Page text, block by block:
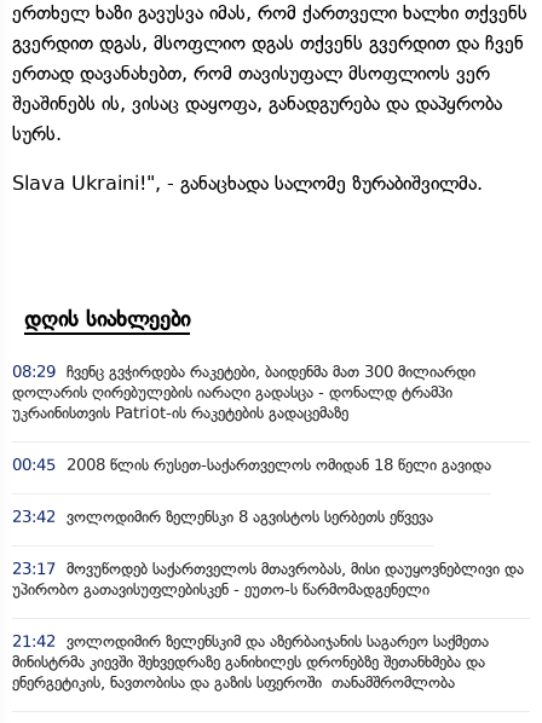
ერთხელ ხაზი გავუსვა იმას, რომ ქართველი ხალხი თქვენს
გვერდით დგას, მსოფლიო დგას თქვენს გვერდით და ჩვენ
ერთად დავანახებთ, რომ თავისუფალ მსოფლიოს ვერ
შეაშინებს ის, ვისაც დაყოფა, განადგურება და დაპყრობა
სურს.
Slava Ukraini!", - განაცხადა სალომე ზურაბიშვილმა.
დღის სიახლეები
08:29 ჩვენც გვჭირდება რაკეტები, ბაიდენმა მათ 300 მილიარდი
დოლარის ღირებულების იარაღი გადასცა - დონალდ ტრამპი
უკრაინისთვის Patriot-ის რაკეტების გადაცემაზე
00:45 2008 წლის რუსეთ-საქართველოს ომიდან 18 წელი გავიდა
23:42 ვოლოდიმირ ზელენსკი 8 აგვისტოს სერბეთს ეწვევა
23:17 მოვუწოდებ საქართველოს მთავრობას, მისი დაუყოვნებლივი და
უპირობო გათავისუფლებისკენ - ეუთო-ს წარმომადგენელი
21:42
ვოლოდიმირ ზელენსკიმ და აზერბაიჯანის საგარეო საქმეთა
მინისტრმა კიევში შეხვედრაზე განიხილეს დრონებზე შეთანხმება და
ენერგეტიკის, ნავთობისა და გაზის სფეროში თანამშრომლობა